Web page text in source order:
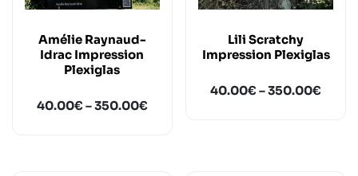
Amélie Raynaud-
Idrac Impression
Plexiglas
40.00€ –350.00€
Lili Scratchy
Impression Plexiglas
40.00€ –350.00€